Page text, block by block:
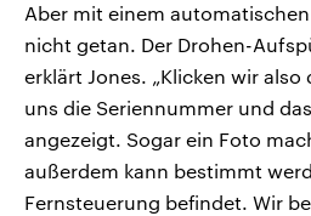
Aber mit einem
nicht getan. Der Drohen-
erklärt Jones. „Klicken wir also
uns die Seriennummer und
angezeigt. Sogar ein Foto
außerdem kann bestimmt
Fernsteuerung befindet. Wir